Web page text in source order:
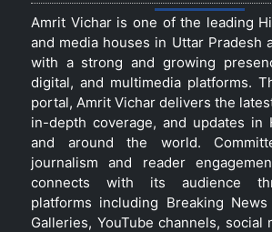
Amrit Vichar is one of the leading
and media houses in Uttar Pradesh
with a strong and growing
digital, and multimedia platforms.
portal, Amrit Vichar delivers the
in-depth coverage, and updates in
and around the world.
journalism and reader
connects with its audience
platforms including Breaking
Galleries, YouTube channels, social